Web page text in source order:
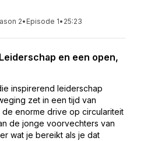
2• Episode 1• 25:23
en een open,
inspirerend leiderschap
zet in een tijd van
enorme drive op circulariteit
de jonge voorvechters van
wat je bereikt als je dat